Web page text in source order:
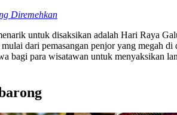
Diremehkan
untuk disaksikan adalah Hari Raya
dari pemasangan penjor yang megah
bagi para wisatawan untuk menyaksikan